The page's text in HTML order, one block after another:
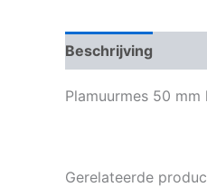
Beschrijving
Plamuurmes 50
Gerelateerde